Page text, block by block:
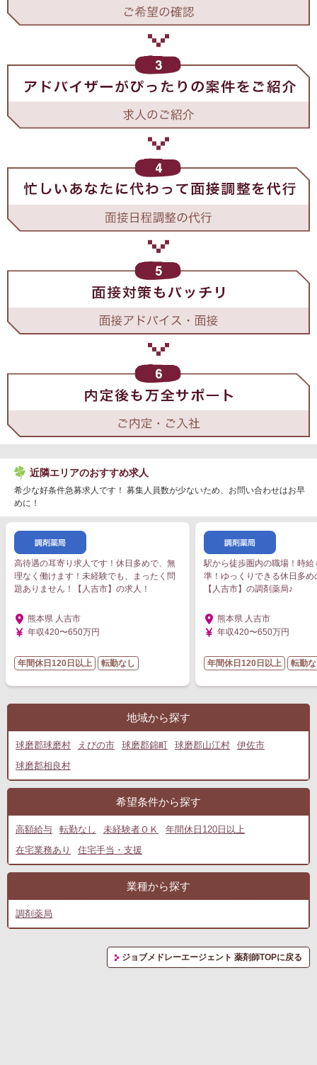
近隣エリアのおすすめ求人
希少な好条件急募求人です！ 募集人員数が少ないため、お問い合わせはお早
めに！
高待遇の耳寄り求人です！休日多めで、無
理なく働けます！未経験でも、まったく問
題ありません！【人吉市】の求人！
熊本県 人吉市
年収420〜650万円
年間休日120日以上 転勤なし
駅から徒歩圏内の職場！時給
準！ゆっくりできる休日多め
【人吉市】の調剤薬局♪
熊本県 人吉市
年収420〜650万円
年間休日120日以上 転勤
地域から探す
球磨郡球磨村 えびの市 球磨郡錦町 球磨郡山江村
伊佐市
球磨郡相良村
希望条件から探す
高額給与 転勤なし 未経験者ＯＫ
年間休日120日以上
在宅業務あり
住宅手当・支援
業種から探す
調剤薬局
ジョブメドレーエージェント 薬剤師TOPに戻る